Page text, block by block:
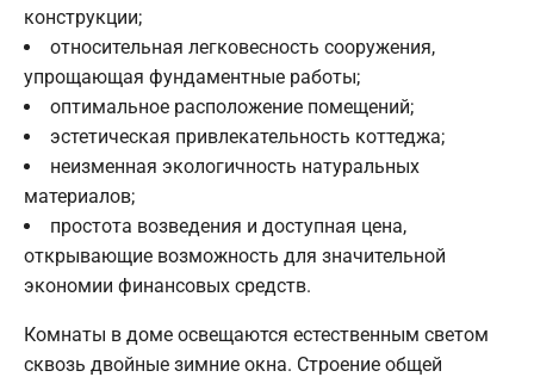
конструкции;
относительная легковесность сооружения,
упрощающая фундаментные работы;
оптимальное расположение помещений;
эстетическая привлекательность коттеджа;
неизменная экологичность натуральных
материалов;
простота возведения и доступная цена,
открывающие возможность для значительной
экономии финансовых средств.
Комнаты в доме освещаются естественным светом
сквозь двойные зимние окна. Строение общей